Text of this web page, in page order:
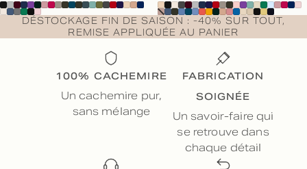
DÉSTOCKAGE FIN DE SAISON : -40% SUR TOUT,
REMISE APPLIQUÉE AU PANIER
100% CACHEMIRE
Un cachemire pur,
sans mélange
FABRICATION
SOIGNÉE
Un savoir-faire qui
se retrouve dans
chaque détail